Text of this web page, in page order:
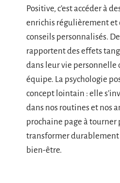
Positive, c’est accéder à
enrichis régulièrement et
conseils personnalisés.
rapportent des effets
dans leur vie personnelle
équipe. La psychologie
concept lointain : elle
dans nos routines et nos
prochaine page à
transformer
bien-être.